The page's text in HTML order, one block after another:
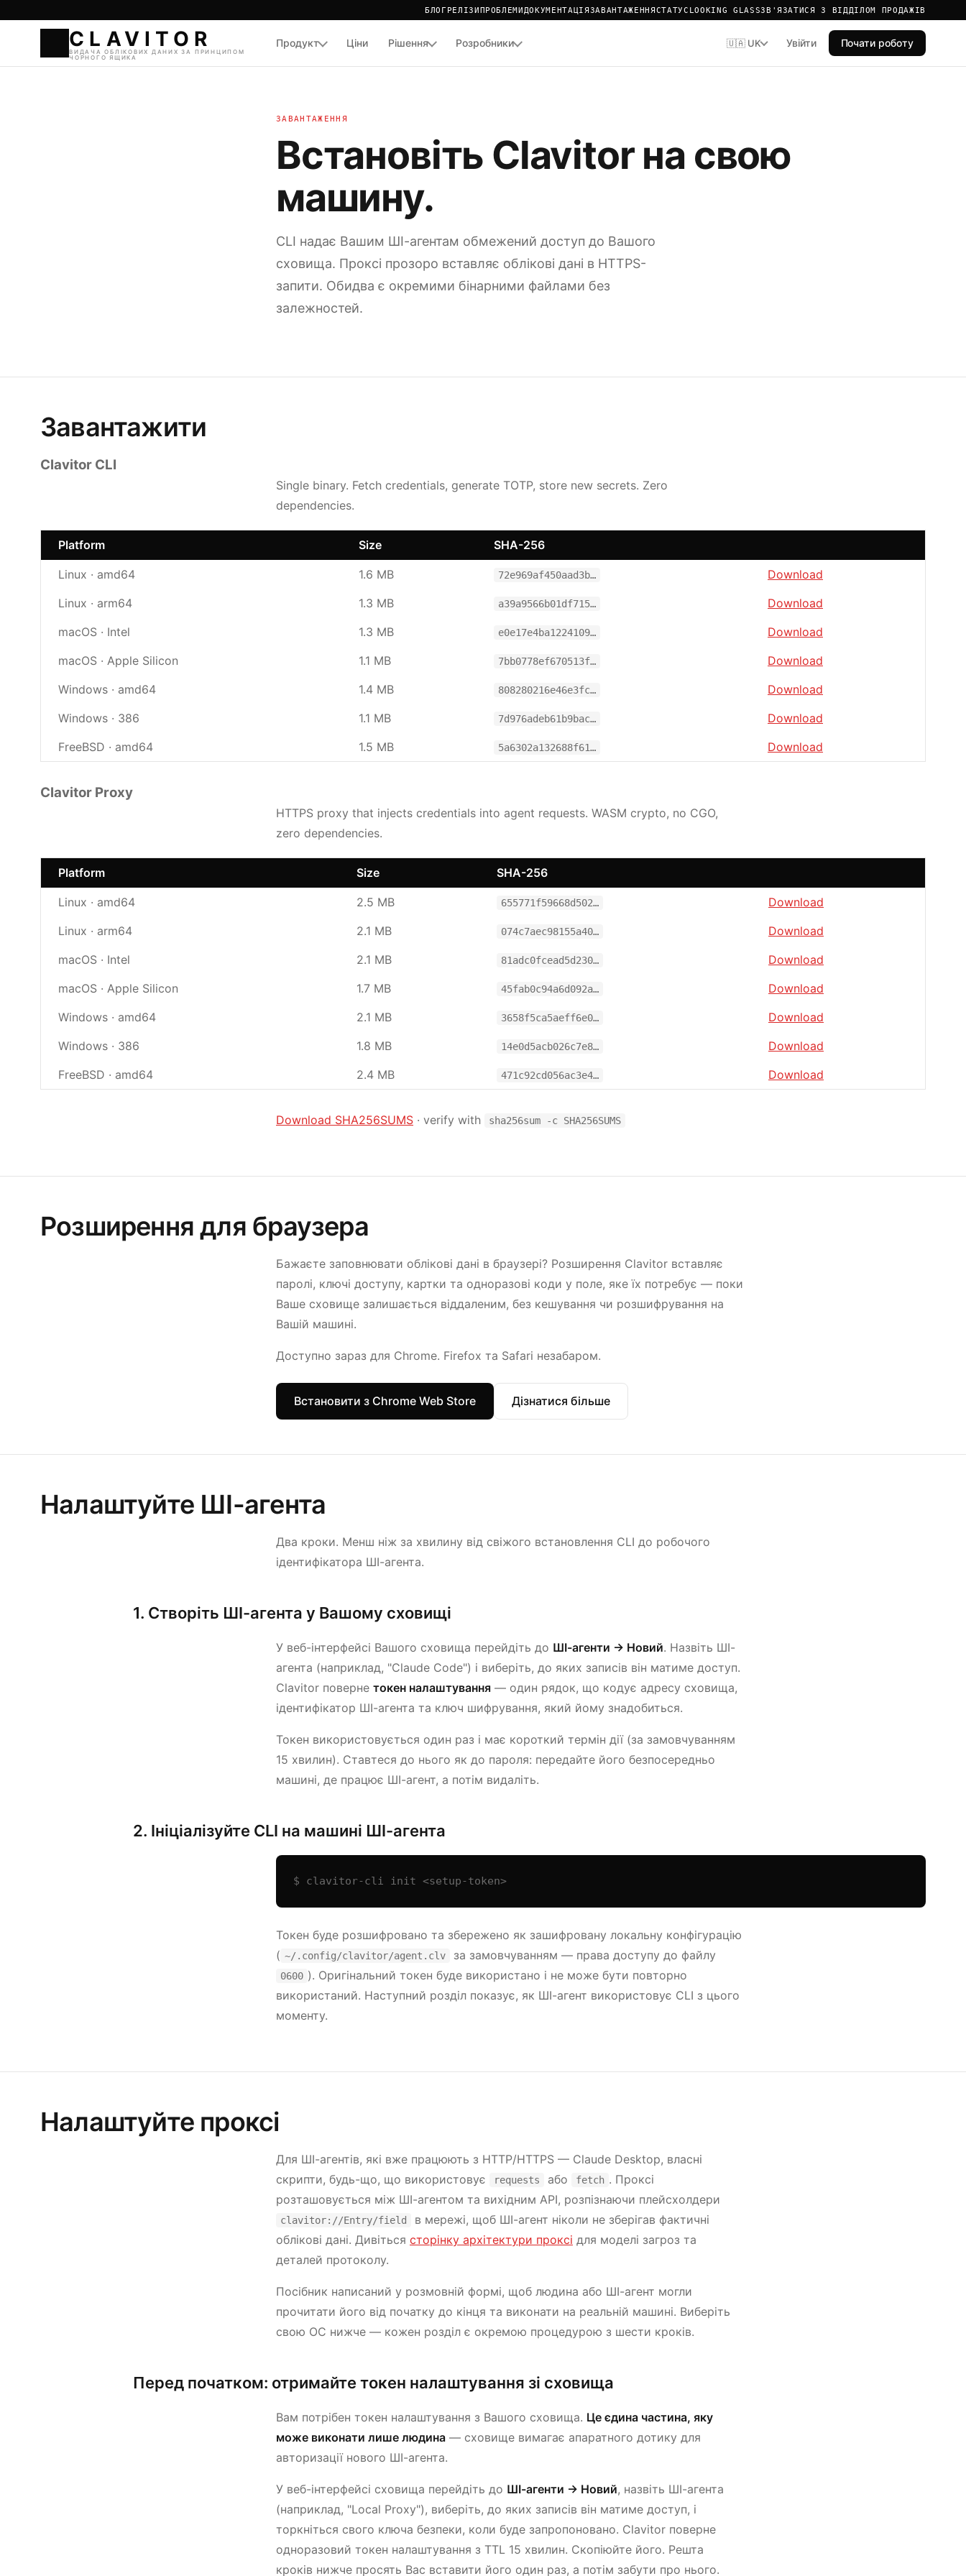
БЛОГРЕЛІЗИПРОБЛЕМИДОКУМЕНТАЦІЯЗАВАНТАЖЕННЯСТАТУС LOOKING GLASSЗВ'ЯЗАТИСЯ З ВІДДІЛОМ ПРОДАЖІВ
CLAVITOR
Продукт Ціни Рішення Розробники 🇺🇦 UK Увійти Почати роботу
ЗАВАНТАЖЕННЯ
Встановіть Clavitor на свою
машину.
CLI надає Вашим ШІ-агентам обмежений доступ до Вашого
сховища. Проксі прозоро вставляє облікові дані в HTTPS-
запити. Обидва є окремими бінарними файлами без
залежностей.
Завантажити
Clavitor CLI
Single binary. Fetch credentials, generate TOTP, store new secrets. Zero
dependencies.
Platform Size SHA-256
Linux · amd64 1.6 MB 72e969af450aad3b…
Download
Linux · arm64
1.3 MB a39a9566b01df715…
Download
macOS · Intel
1.3 MB e0e17e4ba1224109…
Download
macOS · Apple Silicon
1.1 MB 7bb0778ef670513f…
Download
Windows · amd64
1.4 MB 808280216e46e3fc…
Download
Windows · 386
1.1 MB 7d976adeb61b9bac…
Download
FreeBSD · amd64
1.5 MB 5a6302a132688f61… Download
Clavitor Proxy
HTTPS proxy that injects credentials into agent requests. WASM crypto, no CGO,
zero dependencies.
Platform Size SHA-256
Linux · amd64 2.5 MB 655771f59668d502…
Download
Linux · arm64
2.1 MB 074c7aec98155a40…
Download
macOS · Intel
2.1 MB 81adc0fcead5d230…
Download
macOS · Apple Silicon
1.7 MB 45fab0c94a6d092a…
Download
Windows · amd64
2.1 MB 3658f5ca5aeff6e0…
Download
Windows · 386
1.8 MB 14e0d5acb026c7e8…
Download
FreeBSD · amd64
2.4 MB 471c92cd056ac3e4… Download
Download SHA256SUMS · verify with sha256sum -c SHA256SUMS
Розширення для браузера
Бажаєте заповнювати облікові дані в браузері? Розширення Clavitor вставляє
паролі, ключі доступу, картки та одноразові коди у поле, яке їх потребує — поки
Ваше сховище залишається віддаленим, без кешування чи розшифрування на
Вашій машині.
Доступно зараз для Chrome. Firefox та Safari незабаром.
Встановити з Chrome Web Store Дізнатися більше
Налаштуйте ШІ-агента
Два кроки. Менш ніж за хвилину від свіжого встановлення CLI до робочого
ідентифікатора ШІ-агента.
1. Створіть ШІ-агента у Вашому сховищі
У веб-інтерфейсі Вашого сховища перейдіть до ШІ-агенти → Новий. Назвіть ШІ-
агента (наприклад, "Claude Code") і виберіть, до яких записів він матиме доступ.
Clavitor поверне токен налаштування — один рядок, що кодує адресу сховища,
ідентифікатор ШІ-агента та ключ шифрування, який йому знадобиться.
Токен використовується один раз і має короткий термін дії (за замовчуванням
15 хвилин). Ставтеся до нього як до пароля: передайте його безпосередньо
машині, де працює ШІ-агент, а потім видаліть.
2. Ініціалізуйте CLI на машині ШІ-агента
$ clavitor-cli init <setup-token>
Токен буде розшифровано та збережено як зашифровану локальну конфігурацію
( ~/.config/clavitor/agent.clv за замовчуванням — права доступу до файлу
0600 ). Оригінальний токен буде використано і не може бути повторно
використаний. Наступний розділ показує, як ШІ-агент використовує CLI з цього
моменту.
Налаштуйте проксі
Для ШІ-агентів, які вже працюють з HTTP/HTTPS — Claude Desktop, власні
скрипти, будь-що, що використовує
requests або fetch . Проксі
розташовується між ШІ-агентом та вихідним API, розпізнаючи плейсхолдери
clavitor://Entry/field
в мережі, щоб ШІ-агент ніколи не зберігав фактичні
облікові дані. Дивіться сторінку архітектури проксі для моделі загроз та
деталей протоколу.
Посібник написаний у розмовній формі, щоб людина або ШІ-агент могли
прочитати його від початку до кінця та виконати на реальній машині. Виберіть
свою ОС нижче — кожен розділ є окремою процедурою з шести кроків.
Перед початком: отримайте токен налаштування зі сховища
Вам потрібен токен налаштування з Вашого сховища. Це єдина частина, яку
може виконати лише людина — сховище вимагає апаратного дотику для
авторизації нового ШІ-агента.
У веб-інтерфейсі сховища перейдіть до ШІ-агенти → Новий, назвіть ШІ-агента
(наприклад, "Local Proxy"), виберіть, до яких записів він матиме доступ, і
торкніться свого ключа безпеки, коли буде запропоновано. Clavitor поверне
одноразовий токен налаштування з TTL 15 хвилин. Скопіюйте його. Решта
кроків нижче просять Вас вставити його один раз, а потім забути про нього.